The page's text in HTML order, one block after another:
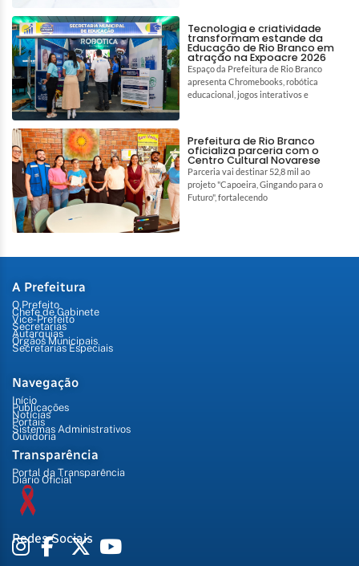
Tecnologia e criatividade
transformam estande da
Educação de Rio Branco em
atração na Expoacre 2026
Espaço da Prefeitura de Rio Branco
apresenta Chromebooks, robótica
educacional, jogos interativos e
Prefeitura de Rio Branco
oficializa parceria com o
Centro Cultural Novarese
Parceria vai destinar 52,8 mil ao
projeto "Capoeira, Gingando para o
Futuro", fortalecendo
A Prefeitura
O Prefeito
Chefe de Gabinete
Vice-Prefeito
Secretarias
Autarquias
Órgãos Municipais
Secretarias Especiais
Navegação
Início
Publicações
Notícias
Portais
Sistemas Administrativos
Ouvidoria
Transparência
Portal da Transparência
Diário Oficial
Redes Sociais